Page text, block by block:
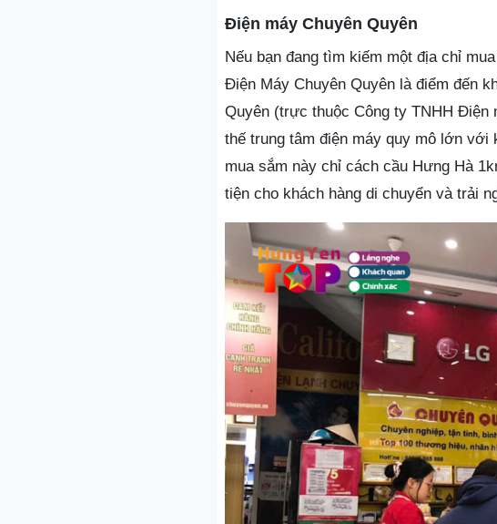
Điện máy Chuyên Quyên
Nếu bạn đang tìm kiếm một địa chỉ
Điện Máy Chuyên Quyên là điểm đến
Quyên (trực thuộc Công ty TNHH Điện
thế trung tâm điện máy quy mô lớn với
mua sắm này chỉ cách cầu Hưng Hà
tiện cho khách hàng di chuyển và trải